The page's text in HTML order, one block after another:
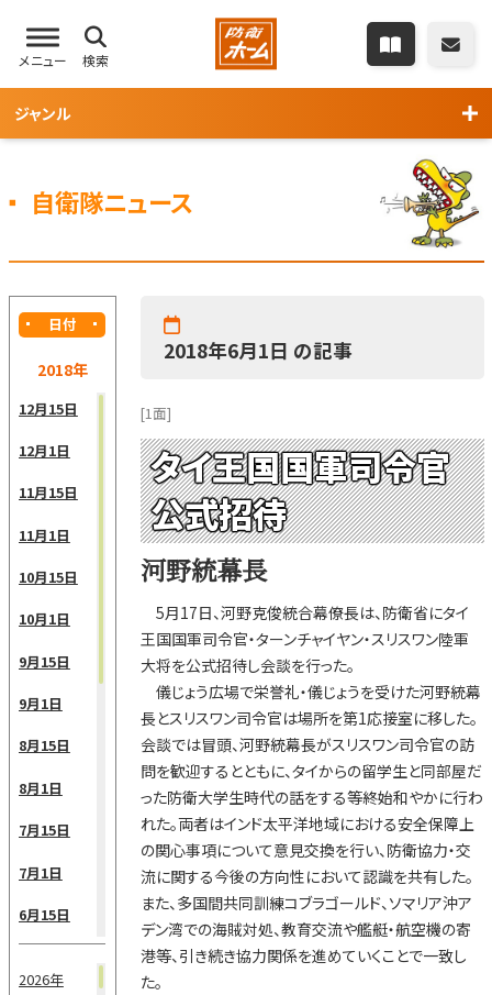
メニュー 検索
ジャンル
自衛隊ニュース
日付
2018年
12月15日
12月1日
11月15日
11月1日
10月15日
10月1日
9月15日
9月1日
8月15日
8月1日
7月15日
7月1日
6月15日
2026年
2018年6月1日 の記事
[1面]
タイ王国国軍司令官
公式招待
河野統幕長
5月17日、河野克俊統合幕僚長は、防衛省にタイ
王国国軍司令官・ターンチャイヤン・スリスワン陸軍
大将を公式招待し会談を行った。
儀じょう広場で栄誉礼・儀じょうを受けた河野統幕
長とスリスワン司令官は場所を第1応接室に移した。
会談では冒頭、河野統幕長がスリスワン司令官の訪
問を歓迎するとともに、タイからの留学生と同部屋だ
った防衛大学生時代の話をする等終始和やかに行わ
れた。両者はインド太平洋地域における安全保障上
の関心事項について意見交換を行い、防衛協力・交
流に関する今後の方向性において認識を共有した。
また、多国間共同訓練コブラゴールド、ソマリア沖ア
デン湾での海賊対処、教育交流や艦艇・航空機の寄
港等、引き続き協力関係を進めていくことで一致し
た。